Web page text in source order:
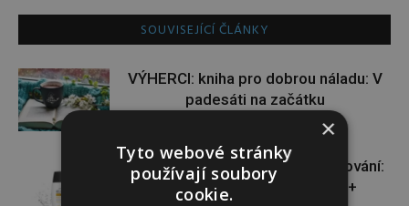
SOUVISEJÍCÍ ČLÁNKY
VÝHERCI: kniha pro dobrou náladu: V
padesáti na začátku
VÝHERCI: novinka ve světě opalování:
Heliocare Water Gel SPF 50+
×
Tyto webové stránky
používají soubory
cookie.